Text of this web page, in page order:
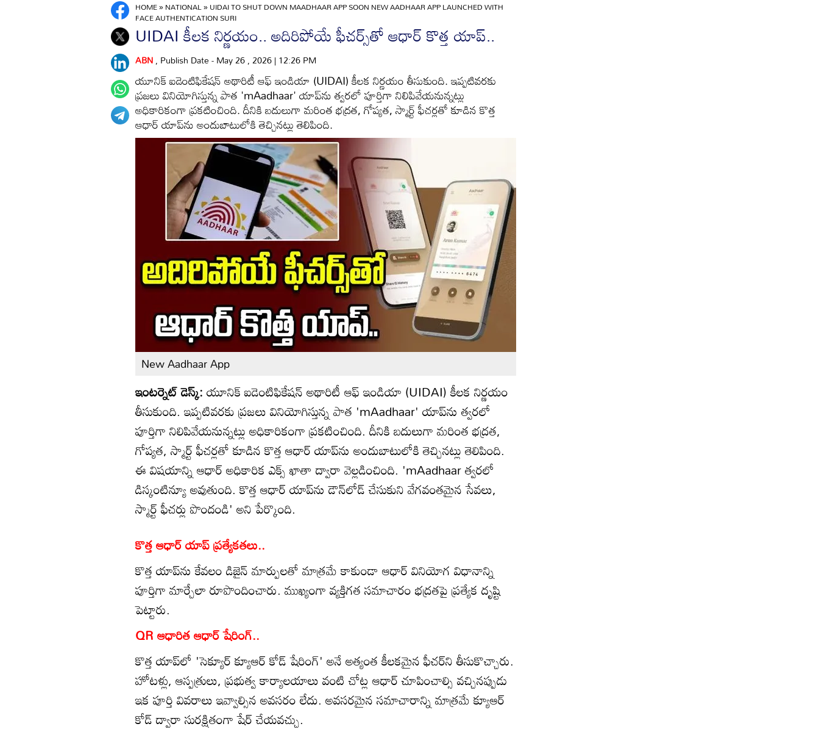
HOME»NATIONAL»UIDAI TO SHUT DOWN MAADHAAR APP SOON NEW AADHAAR APP LAUNCHED WITH
FACE AUTHENTICATION SURI
UIDAI కీలక నిర్ణయం.. అదిరిపోయే ఫీచర్స్‌తో ఆధార్ కొత్త యాప్..
ABN, Publish Date - May 26 , 2026 | 12:26 PM
యూనిక్ ఐడెంటిఫికేషన్ అథారిటీ ఆఫ్ ఇండియా (UIDAI) కీలక నిర్ణయం తీసుకుంది. ఇప్పటివరకు
ప్రజలు వినియోగిస్తున్న పాత 'mAadhaar' యాప్‌ను త్వరలో పూర్తిగా నిలిపివేయనున్నట్లు
అధికారికంగా ప్రకటించింది. దీనికి బదులుగా మరింత భద్రత, గోప్యత, స్మార్ట్ ఫీచర్లతో కూడిన కొత్త
ఆధార్ యాప్‌ను అందుబాటులోకి తెచ్చినట్లు తెలిపింది.
New Aadhaar App
ఇంటర్నెట్ డెస్క్:యూనిక్ ఐడెంటిఫికేషన్ అథారిటీ ఆఫ్ ఇండియా (UIDAI) కీలక నిర్ణయం
తీసుకుంది. ఇప్పటివరకు ప్రజలు వినియోగిస్తున్న పాత 'mAadhaar' యాప్‌ను త్వరలో
పూర్తిగా నిలిపివేయనున్నట్లు అధికారికంగా ప్రకటించింది. దీనికి బదులుగా మరింత భద్రత,
గోప్యత, స్మార్ట్ ఫీచర్లతో కూడిన కొత్త ఆధార్ యాప్‌ను అందుబాటులోకి తెచ్చినట్లు తెలిపింది.
ఈ విషయాన్ని ఆధార్ అధికారిక ఎక్స్ ఖాతా ద్వారా వెల్లడించింది. 'mAadhaar త్వరలో
డిస్కంటిన్యూ అవుతుంది. కొత్త ఆధార్ యాప్‌ను డౌన్‌లోడ్ చేసుకుని వేగవంతమైన సేవలు,
స్మార్ట్ ఫీచర్లు పొందండి' అని పేర్కొంది.
కొత్త ఆధార్ యాప్‌ ప్రత్యేకతలు..
కొత్త యాప్‌ను కేవలం డిజైన్ మార్పులతో మాత్రమే కాకుండా ఆధార్ వినియోగ విధానాన్ని
పూర్తిగా మార్చేలా రూపొందించారు. ముఖ్యంగా వ్యక్తిగత సమాచారం భద్రతపై ప్రత్యేక దృష్టి
పెట్టారు.
QR ఆధారిత ఆధార్ షేరింగ్..
కొత్త యాప్‌లో 'సెక్యూర్ క్యూఆర్ కోడ్ షేరింగ్' అనే అత్యంత కీలకమైన ఫీచర్‌ని తీసుకొచ్చారు.
హోటళ్లు, ఆస్పత్రులు, ప్రభుత్వ కార్యాలయాలు వంటి చోట్ల ఆధార్ చూపించాల్సి వచ్చినప్పుడు
ఇక పూర్తి వివరాలు ఇవ్వాల్సిన అవసరం లేదు. అవసరమైన సమాచారాన్ని మాత్రమే క్యూఆర్
కోడ్ ద్వారా సురక్షితంగా షేర్ చేయవచ్చు.